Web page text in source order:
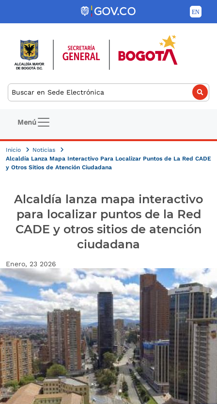
Pasar al contenido principal
Buscar
Navegación principal
Menú
Inicio
Noticias
Alcaldía Lanza Mapa Interactivo Para Localizar Puntos de La Red CADE
y Otros Sitios de Atención Ciudadana
Alcaldía lanza mapa interactivo
para localizar puntos de la Red
CADE y otros sitios de atención
ciudadana
Fecha de creación
Enero, 23 2026
Imagen Noticia